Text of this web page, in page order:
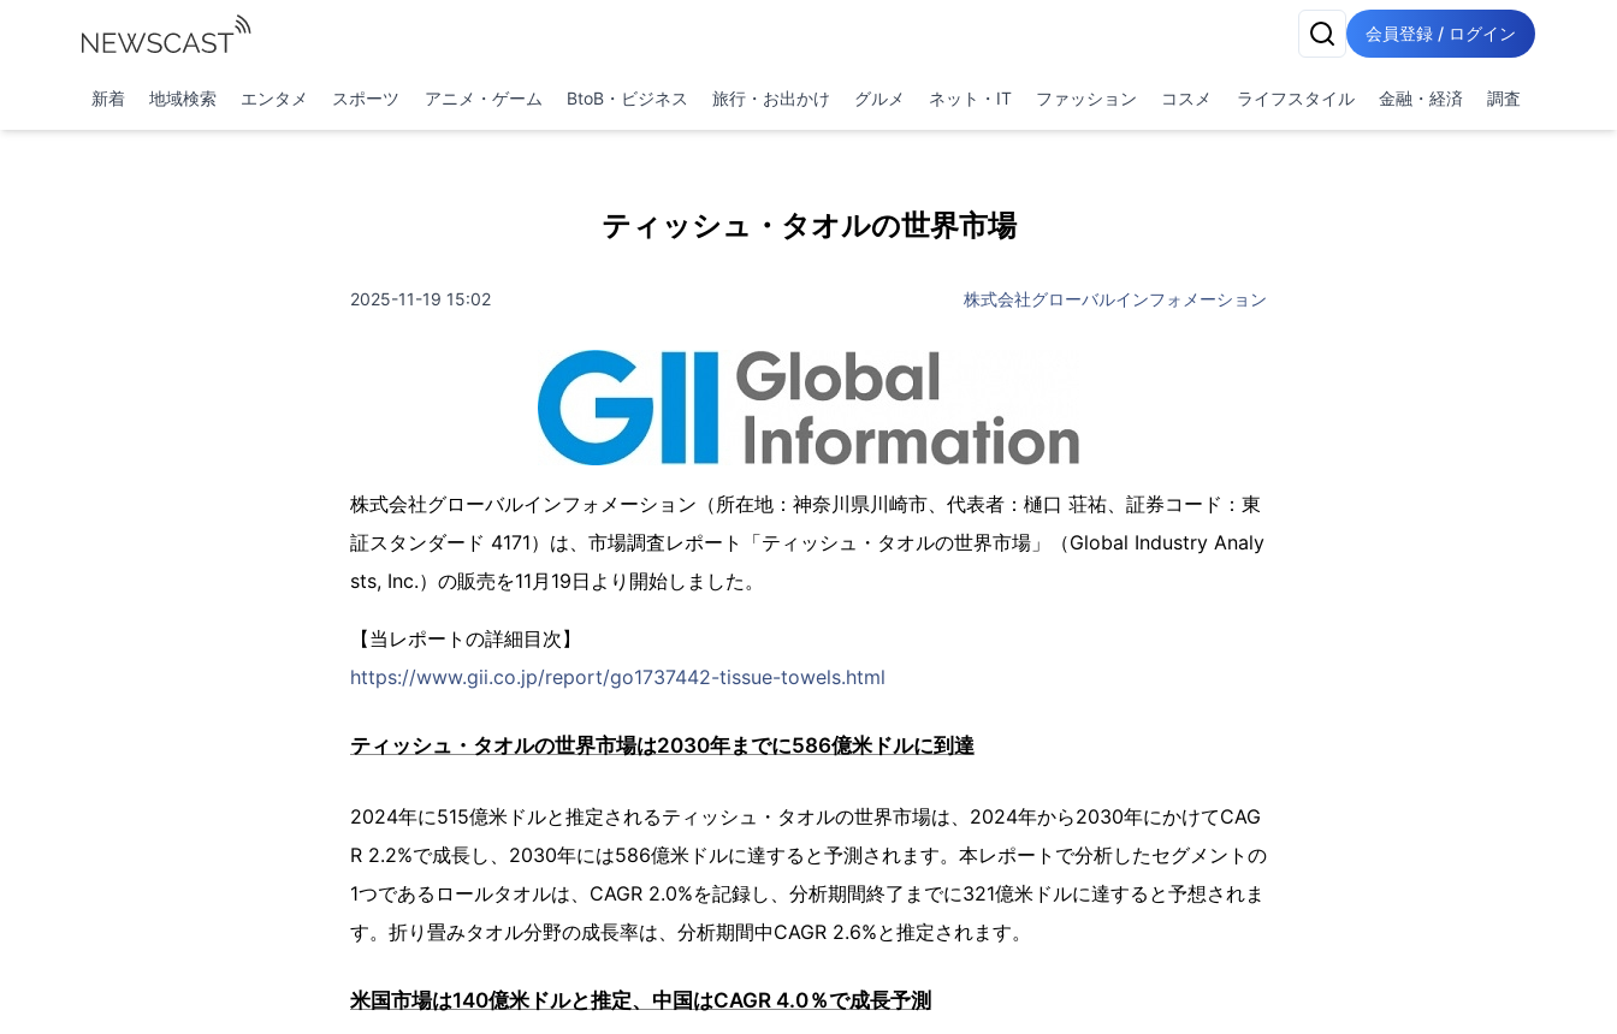
会員登録 / ログイン
新着 地域検索 エンタメ スポーツ アニメ・ゲーム BtoB・ビジネス 旅行・お出かけ グルメ ネット・IT ファッション コスメ ライフスタイル 金融・経済 調査
ティッシュ・タオルの世界市場
2025-11-19 15:02 株式会社グローバルインフォメーション
株式会社グローバルインフォメーション（所在地：神奈川県川崎市、代表者：樋口 荘祐、証券コード：東
証スタンダード 4171）は、市場調査レポート「ティッシュ・タオルの世界市場」（Global Industry Analy
sts, Inc.）の販売を11月19日より開始しました。
【当レポートの詳細目次】
https://www.gii.co.jp/report/go1737442-tissue-towels.html
ティッシュ・タオルの世界市場は2030年までに586億米ドルに到達
2024年に515億米ドルと推定されるティッシュ・タオルの世界市場は、2024年から2030年にかけてCAG
R 2.2%で成長し、2030年には586億米ドルに達すると予測されます。本レポートで分析したセグメントの
1つであるロールタオルは、CAGR 2.0%を記録し、分析期間終了までに321億米ドルに達すると予想されま
す。折り畳みタオル分野の成長率は、分析期間中CAGR 2.6%と推定されます。
米国市場は140億米ドルと推定、中国はCAGR 4.0％で成長予測